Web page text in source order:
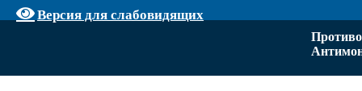
Версия для слабовидящих